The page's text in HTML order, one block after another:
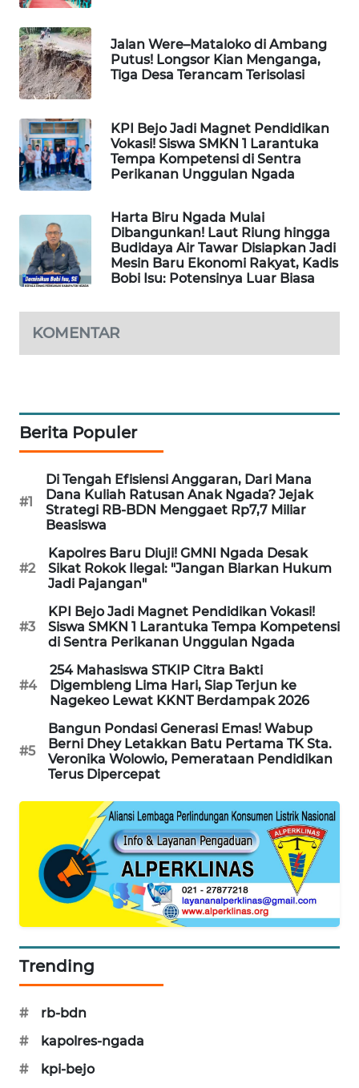
Jalan Were–Mataloko di Ambang
Putus! Longsor Kian Menganga,
Tiga Desa Terancam Terisolasi
KPI Bejo Jadi Magnet Pendidikan
Vokasi! Siswa SMKN 1 Larantuka
Tempa Kompetensi di Sentra
Perikanan Unggulan Ngada
Harta Biru Ngada Mulai
Dibangunkan! Laut Riung hingga
Budidaya Air Tawar Disiapkan Jadi
Mesin Baru Ekonomi Rakyat, Kadis
Bobi Isu: Potensinya Luar Biasa
KOMENTAR
Berita Populer
#1
Di Tengah Efisiensi Anggaran, Dari Mana
Dana Kuliah Ratusan Anak Ngada? Jejak
Strategi RB-BDN Menggaet Rp7,7 Miliar
Beasiswa
#2
Kapolres Baru Diuji! GMNI Ngada Desak
Sikat Rokok Ilegal: "Jangan Biarkan Hukum
Jadi Pajangan"
#3
KPI Bejo Jadi Magnet Pendidikan Vokasi!
Siswa SMKN 1 Larantuka Tempa Kompetensi
di Sentra Perikanan Unggulan Ngada
#4
254 Mahasiswa STKIP Citra Bakti
Digembleng Lima Hari, Siap Terjun ke
Nagekeo Lewat KKNT Berdampak 2026
#5
Bangun Pondasi Generasi Emas! Wabup
Berni Dhey Letakkan Batu Pertama TK Sta.
Veronika Wolowio, Pemerataan Pendidikan
Terus Dipercepat
Trending
#
rb-bdn
#
kapolres-ngada
#
kpi-bejo
ASA
NEWS